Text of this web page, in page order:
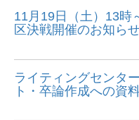
11月19日（土）13時
区決戦開催のお知ら
ライティングセンタ
ト・卒論作成への資